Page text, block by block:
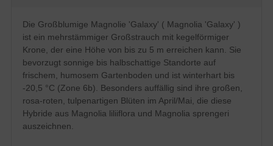
Blatt
Sommergrün, verkehrt-eiförmig,
Oberseite dunkelgrün, Unterseite rötlich-
braun, bis zu 20 cm lang
Frucht
Unbedeutend
Blüte
Rosa-rot, tulpenartig, leicht duftend
Blütezeit
April / Mai
Rinde
Braun-grau
Wurzeln
Fleischig, sowohl oberflächlich als auch
tiefgehend
Die Großblumige Magnolie 'Galaxy' ( Magnolia 'Galaxy' )
ist ein mehrstämmiger Großstrauch mit kegelförmiger
Krone, der eine Höhe von bis zu 5 m erreichen kann. Sie
bevorzugt sonnige bis halbschattige Standorte auf
frischem, humosem Gartenboden und ist winterhart bis
-20,5 °C (Zone 6b). Besonders auffällig sind ihre großen,
rosa-roten, tulpenartigen Blüten im April/Mai, die diese
Hybride aus Magnolia liliiflora und Magnolia sprengeri
auszeichnen.